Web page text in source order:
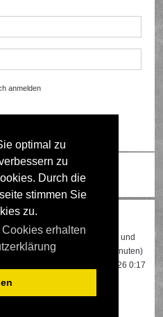
optimal zu
zu
Durch die
stimmen Sie
zu.
erhalten
anmelden
2 registrierte, 0 unsichtbare und
Besuchern der letzten 5 Minuten)
Besuchern, die am 13.04.2026 0:17